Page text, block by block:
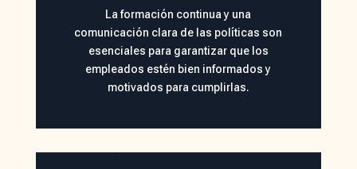
La formación continua y una
comunicación clara de las políticas son
esenciales para garantizar que los
empleados estén bien informados y
motivados para cumplirlas.